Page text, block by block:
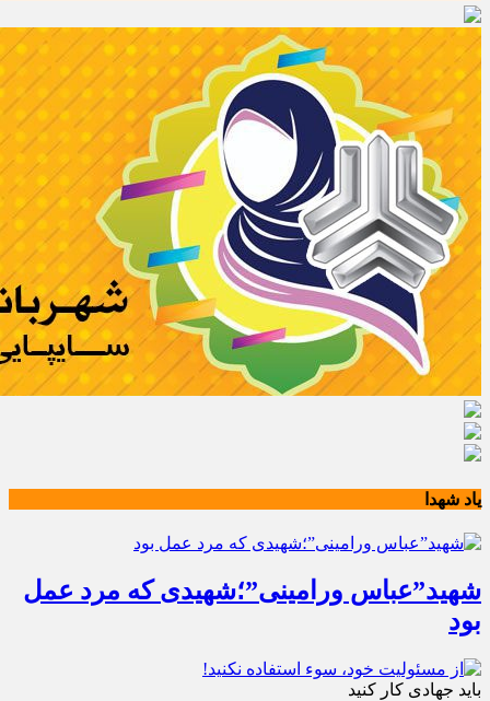
یاد شهدا
شهید”عباس ورامینی”؛شهیدی که مرد عمل
بود
باید جهادی کار کنید